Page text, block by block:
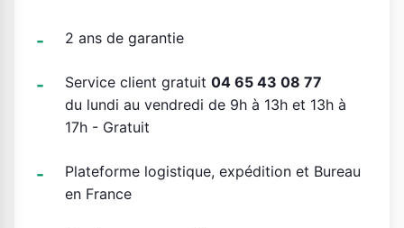
2 ans de garantie
Service client gratuit 04 65 43 08 77
du lundi au vendredi de 9h à 13h et 13h à
17h - Gratuit
Plateforme logistique, expédition et Bureau
en France